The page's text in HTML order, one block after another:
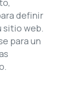
web.
para un